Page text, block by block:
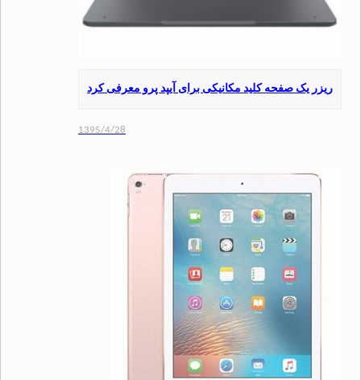
یک صفحه کلید مکانیکی برای آیپد پرو معرفی کرد
1395/4/28